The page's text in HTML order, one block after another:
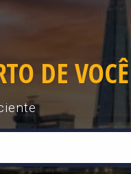
DE VOCÊ